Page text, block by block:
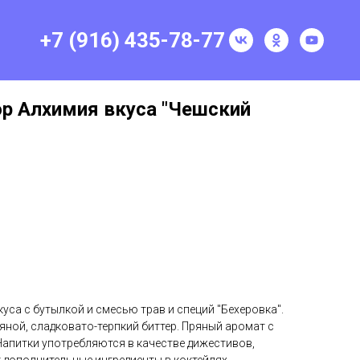
+7 (916) 435-78-77
Алхимия вкуса "Чешский
с бутылкой и смесью трав и специй "Бехеровка".
сладковато-терпкий биттер. Пряный аромат с
употребляются в качестве дижестивов,